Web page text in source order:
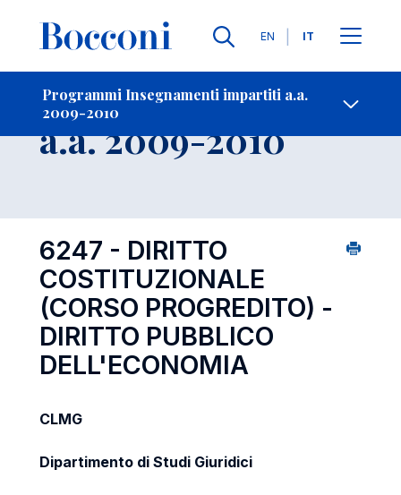
Lingue
EN IT
Programmi Insegnamenti impartiti a.a.
2009-2010
-
Insegnamento
a.a. 2009-2010
6247 - DIRITTO
COSTITUZIONALE
(CORSO PROGREDITO) -
DIRITTO PUBBLICO
DELL'ECONOMIA
CLMG
Dipartimento di Studi Giuridici